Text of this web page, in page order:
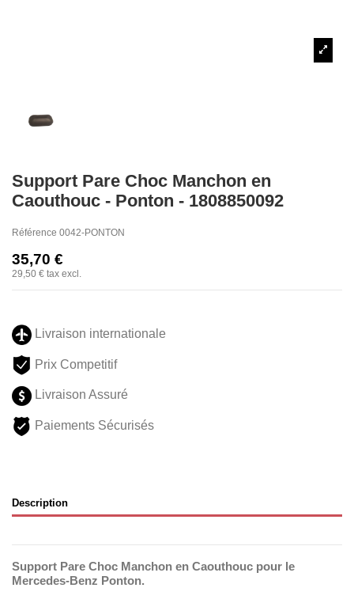
Support Pare Choc Manchon en
Caouthouc - Ponton - 1808850092
Référence 0042-PONTON
35,70 €
29,50 € tax excl.
Livraison internationale
Prix Competitif
Livraison Assuré
Paiements Sécurisés
Description
Support Pare Choc Manchon en Caouthouc pour le
Mercedes-Benz Ponton.